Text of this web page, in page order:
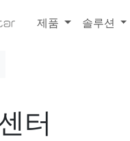
제품 솔루션
터